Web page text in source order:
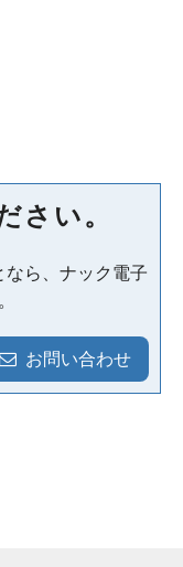
さい。
なら、ナック電子
お問い合わせ